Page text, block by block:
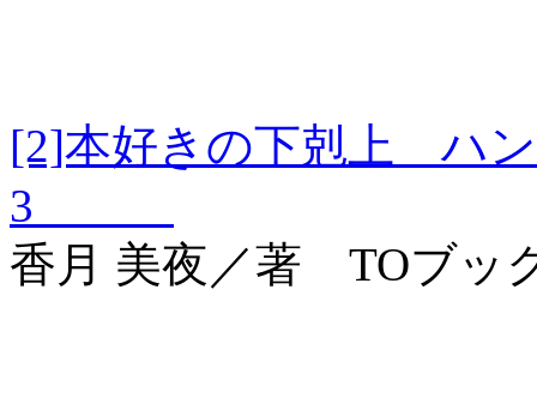
[2]本好きの下剋上 ハ
3
香月 美夜／著 TOブッ